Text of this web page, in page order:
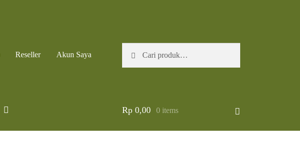
Reseller Akun Saya
untuk:
Rp0,00 0 items